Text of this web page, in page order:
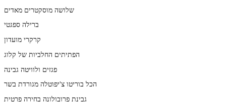
שלושה מוסקטרים מאדים
ברילה ספגטי
קרקרי מועדון
הפתיתים החלביות של קלוג
פגזים ולוויטה גבינה
הכל בוריטו צ'יפוטלה מגורדת בשר
גבינת פרובולונה בחירה פרטית